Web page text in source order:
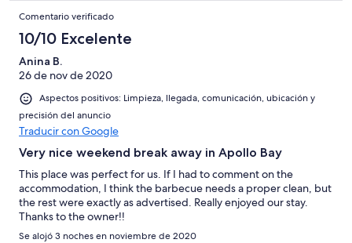
Comentario verificado
10/10 Excelente
Anina B.
26 de nov de 2020
Aspectos positivos: Limpieza, llegada, comunicación, ubicación y
precisión del anuncio
Traducir con Google
Very nice weekend break away in Apollo Bay
This place was perfect for us. If I had to comment on the
accommodation, I think the barbecue needs a proper clean, but
the rest were exactly as advertised. Really enjoyed our stay.
Thanks to the owner!!
Se alojó 3 noches en noviembre de 2020